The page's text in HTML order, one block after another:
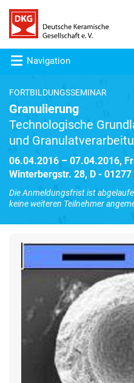
Navigation
FORTBILDUNGSSEMINAR
Granulierung
Technologische
und
06.04.2016 – 07.04.2016,
Winterbergstr. 28, D - 01277
Die Anmeldungsfrist ist
keine weiteren Teilnehmer